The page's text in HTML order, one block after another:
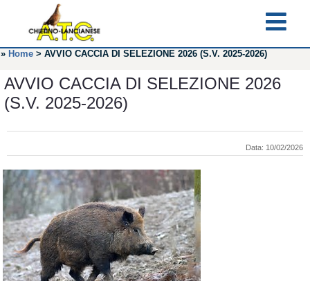
» Home > AVVIO CACCIA DI SELEZIONE 2026 (S.V. 2025-2026)
AVVIO CACCIA DI SELEZIONE 2026
(S.V. 2025-2026)
Data: 10/02/2026